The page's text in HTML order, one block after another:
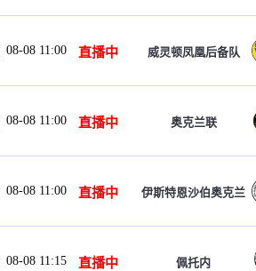
08-08 11:00 直播中 威灵顿凤凰后备队
08-08 11:00 直播中 奥克兰联
08-08 11:00 直播中 伊斯特恩沙伯奥克兰
08-08 11:15 直播中 佩托内